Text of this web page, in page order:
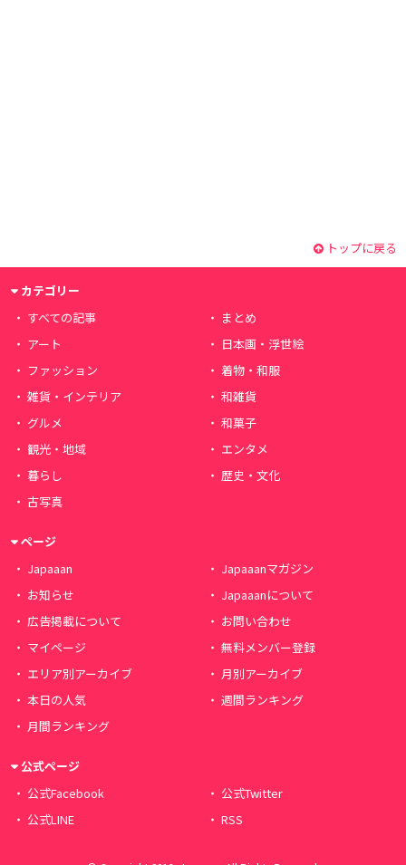
トップに戻る
カテゴリー
すべての記事
まとめ
アート
日本画・浮世絵
ファッション
着物・和服
雑貨・インテリア
和雑貨
グルメ
和菓子
観光・地域
エンタメ
暮らし
歴史・文化
古写真
ページ
Japaaan
Japaaanマガジン
お知らせ
Japaaanについて
広告掲載について
お問い合わせ
マイページ
無料メンバー登録
エリア別アーカイブ
月別アーカイブ
本日の人気
週間ランキング
月間ランキング
公式ページ
公式Facebook
公式Twitter
公式LINE
RSS